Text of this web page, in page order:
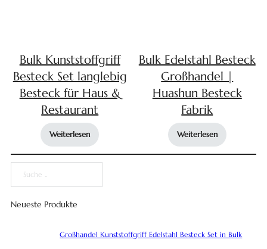
Bulk Kunststoffgriff
Besteck Set langlebig
Besteck für Haus &
Restaurant
Weiterlesen
Bulk Edelstahl Besteck
Großhandel |
Huashun Besteck
Fabrik
Weiterlesen
Suche
Neueste Produkte
Großhandel Kunststoffgriff Edelstahl Besteck Set in Bulk